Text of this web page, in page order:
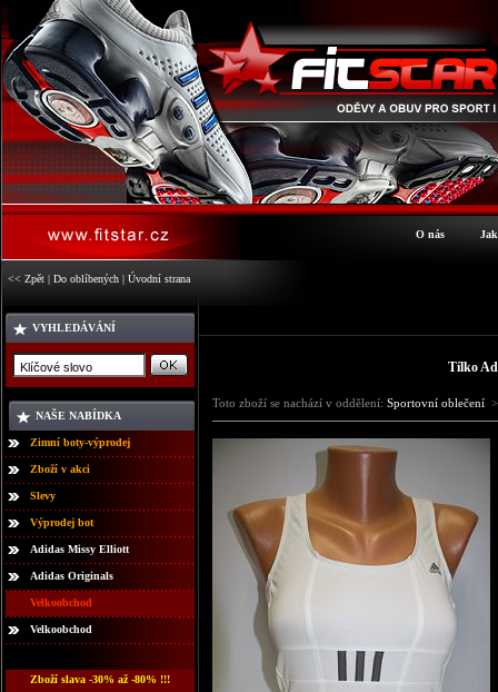
O nás
<< Zpět | Do oblíbených | Úvodní strana
VYHLEDÁVÁNÍ
NAŠE NABÍDKA
Zimní boty-výprodej
Zboží v akci
Slevy
Výprodej bot
Adidas Missy Elliott
Adidas Originals
Velkoobchod
Velkoobchod
Zboží slava -30% až -80% !!!
Tílko
Toto zboží se nachází v oddělení: Sportovní oblečení